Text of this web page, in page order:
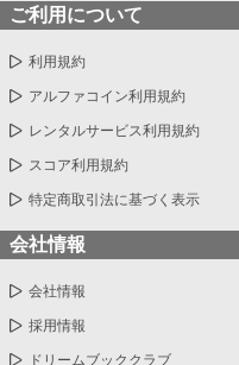
ご利用について
利用規約
アルファコイン利用規約
レンタルサービス利用規約
スコア利用規約
特定商取引法に基づく表示
会社情報
会社情報
採用情報
ドリームブッククラブ